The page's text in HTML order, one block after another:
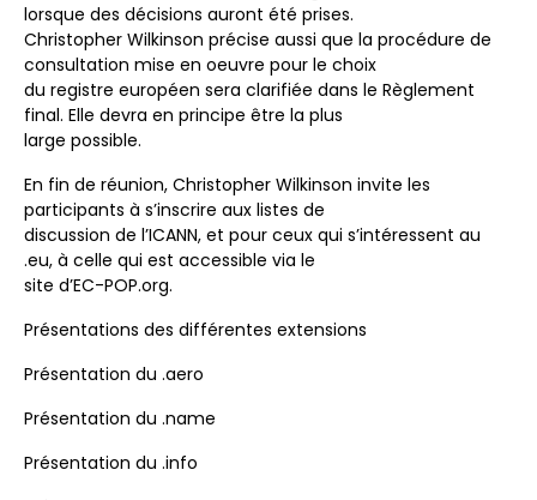
lorsque des décisions auront été prises.
Christopher Wilkinson précise aussi que la procédure de
consultation mise en oeuvre pour le choix
du registre européen sera clarifiée dans le Règlement
final. Elle devra en principe être la plus
large possible.
En fin de réunion, Christopher Wilkinson invite les
participants à s’inscrire aux listes de
discussion de l’ICANN, et pour ceux qui s’intéressent au
.eu, à celle qui est accessible via le
site d’EC-POP.org.
Présentations des différentes extensions
Présentation du .aero
Présentation du .name
Présentation du .info